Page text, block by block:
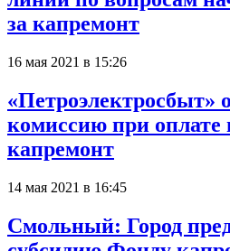
за капремонт
16 мая 2021 в 15:26
«Петроэлектросбыт»
комиссию при оплате
капремонт
14 мая 2021 в 16:45
Смольный: Город